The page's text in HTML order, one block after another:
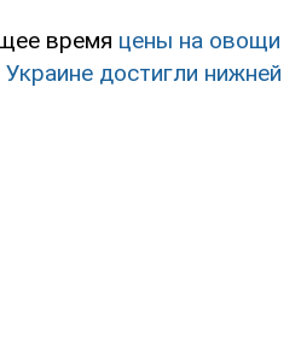
время цены на овощи
достигли нижней